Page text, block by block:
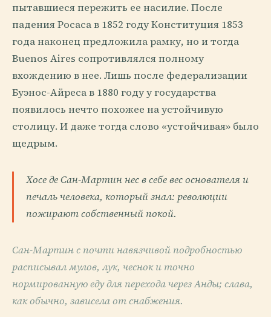
пытавшиеся пережить ее насилие. После
падения Росаса в 1852 году Конституция 1853
года наконец предложила рамку, но и тогда
Buenos Aires сопротивлялся полному
вхождению в нее. Лишь после федерализации
Буэнос-Айреса в 1880 году у государства
появилось нечто похожее на устойчивую
столицу. И даже тогда слово «устойчивая» было
щедрым.
Хосе де Сан-Мартин нес в себе вес основателя и
печаль человека, который знал: революции
пожирают собственный покой.
Сан-Мартин с почти навязчивой подробностью
расписывал мулов, лук, чеснок и точно
нормированную еду для перехода через Анды; слава,
как обычно, зависела от снабжения.